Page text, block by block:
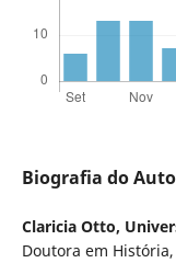
Biografia do
Claricia Otto,
Doutora em